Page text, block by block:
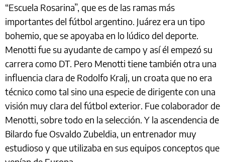
“Escuela Rosarina”, que es de las ramas más
importantes del fútbol argentino. Juárez era un tipo
bohemio, que se apoyaba en lo lúdico del deporte.
Menotti fue su ayudante de campo y así él empezó su
carrera como DT. Pero Menotti tiene también otra una
influencia clara de Rodolfo Kralj, un croata que no era
técnico como tal sino una especie de dirigente con una
visión muy clara del fútbol exterior. Fue colaborador de
Menotti, sobre todo en la selección. Y la ascendencia de
Bilardo fue Osvaldo Zubeldia, un entrenador muy
estudioso y que utilizaba en sus equipos conceptos que